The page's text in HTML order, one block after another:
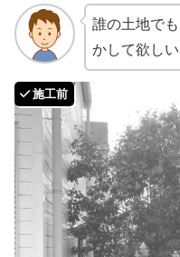
誰の土地で
かして欲しい